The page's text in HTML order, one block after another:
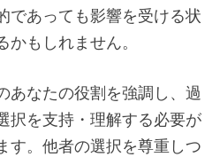
であっても影響を受ける状
もしれません。
あなたの役割を強調し、過
択を支持・理解する必要が
す。他者の選択を尊重しつ